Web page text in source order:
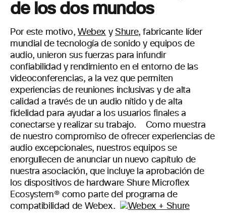
de los dos mundos
Por este motivo, Webex yShure, fabricante líder
mundial de tecnología de sonido y equipos de
audio, unieron sus fuerzas para infundir
confiabilidad y rendimiento en el entorno de las
videoconferencias, a la vez que permiten
experiencias de reuniones inclusivas y de alta
calidad a través de un audio nítido y de alta
fidelidad para ayudar a los usuarios finales a
conectarse y realizar su trabajo.
Como muestra
de nuestro compromiso de ofrecer experiencias de
audio excepcionales, nuestros equipos se
enorgullecen de anunciar un nuevo capítulo de
nuestra asociación, que incluye la aprobación de
los dispositivos de hardware Shure Microflex
Ecosystem® como parte del programa de
compatibilidad de Webex.